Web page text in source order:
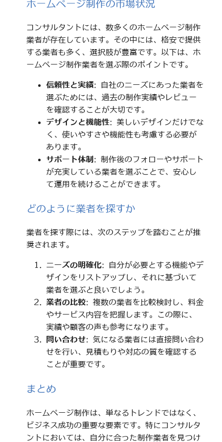
ホームページ制作の市場状況
コンサルタントには、数多くのホームページ制作
業者が存在しています。その中には、格安で提供
する業者も多く、選択肢が豊富です。以下は、ホ
ームページ制作業者を選ぶ際のポイントです。
信頼性と実績: 自社のニーズにあった業者を
選ぶためには、過去の制作実績やレビュー
を確認することが大切です。
デザインと機能性: 美しいデザインだけでな
く、使いやすさや機能性も考慮する必要が
あります。
サポート体制 : 制作後のフォローやサポート
が充実している業者を選ぶことで、安心し
て運用を続けることができます。
どのように業者を探すか
業者を探す際には、次のステップを踏むことが推
奨されます。
ニーズの明確化: 自分が必要とする機能やデ
ザインをリストアップし、それに基づいて
業者を選ぶと良いでしょう。
業者の比較: 複数の業者を比較検討し、料金
やサービス内容を把握します。この際に、
実績や顧客の声も参考になります。
問い合わせ: 気になる業者には直接問い合わ
せを行い、見積もりや対応の質を確認する
ことが重要です。
まとめ
ホームページ制作は、単なるトレンドではなく、
ビジネス成功の重要な要素です。特にコンサルタ
ントにおいては、自分に合った制作業者を見つけ